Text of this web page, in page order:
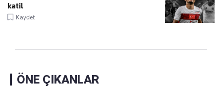
katil
Kaydet
ÖNE ÇIKANLAR